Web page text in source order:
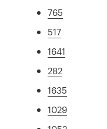
765
517
1641
282
1635
1029